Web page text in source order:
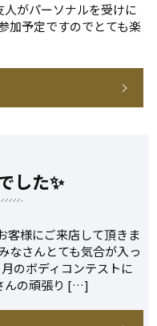
がパーソナルを受けに
加予定ですのでとても楽
した✨
客様にご来店して頂きま
なさんとても気合が入っ
のボディコンテストに
んの頑張り […]